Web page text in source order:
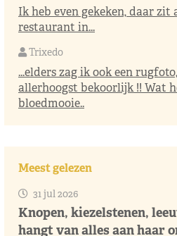
Ik heb even gekeken, daar zit
restaurant in...
Trixedo
...elders zag ik ook een
allerhoogst bekoorlijk !! Wat
bloedmooie..
Meest gelezen
31 jul 2026
Knopen, kiezelstenen,
hangt van alles aan haar